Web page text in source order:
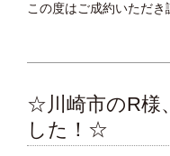
この度はご成約いただき
☆川崎市のR様
した！☆